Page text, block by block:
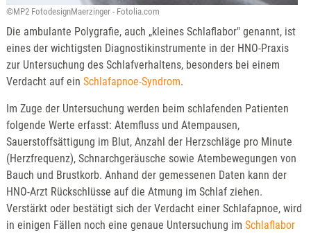
©MP2 FotodesignMaerzinger - Fotolia.com
Die ambulante Polygrafie, auch „kleines Schlaflabor" genannt, ist
eines der wichtigsten Diagnostikinstrumente in der HNO-Praxis
zur Untersuchung des Schlafverhaltens, besonders bei einem
Verdacht auf ein Schlafapnoe-Syndrom.
Im Zuge der Untersuchung werden beim schlafenden Patienten
folgende Werte erfasst: Atemfluss und Atempausen,
Sauerstoffsättigung im Blut, Anzahl der Herzschläge pro Minute
(Herzfrequenz), Schnarchgeräusche sowie Atembewegungen von
Bauch und Brustkorb. Anhand der gemessenen Daten kann der
HNO-Arzt Rückschlüsse auf die Atmung im Schlaf ziehen.
Verstärkt oder bestätigt sich der Verdacht einer Schlafapnoe, wird
in einigen Fällen noch eine genaue Untersuchung im Schlaflabor